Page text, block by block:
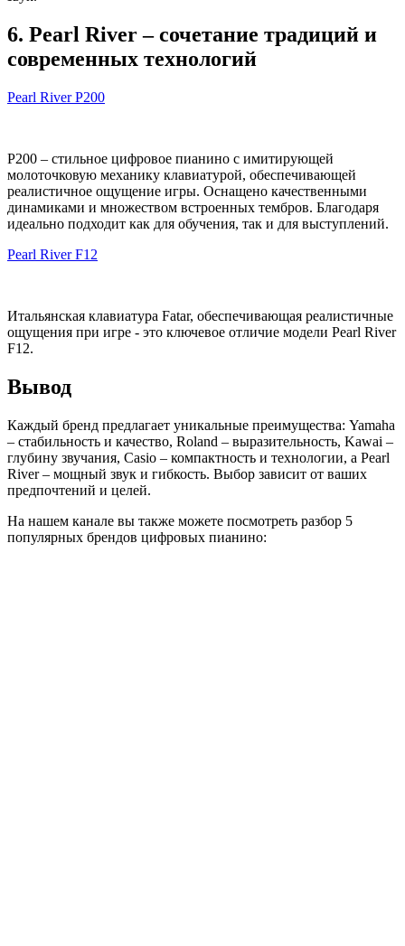
6. Pearl River – сочетание традиций и
современных технологий
Pearl River P200
P200 – стильное цифровое пианино с имитирующей
молоточковую механику клавиатурой, обеспечивающей
реалистичное ощущение игры. Оснащено качественными
динамиками и множеством встроенных тембров. Благодаря
идеально подходит как для обучения, так и для выступлений.
Pearl River F12
Итальянская клавиатура Fatar, обеспечивающая реалистичные
ощущения при игре - это ключевое отличие модели Pearl River
F12.
Вывод
Каждый бренд предлагает уникальные преимущества: Yamaha
– стабильность и качество, Roland – выразительность, Kawai –
глубину звучания, Casio – компактность и технологии, а Pearl
River – мощный звук и гибкость. Выбор зависит от ваших
предпочтений и целей.
На нашем канале вы также можете посмотреть разбор 5
популярных брендов цифровых пианино: